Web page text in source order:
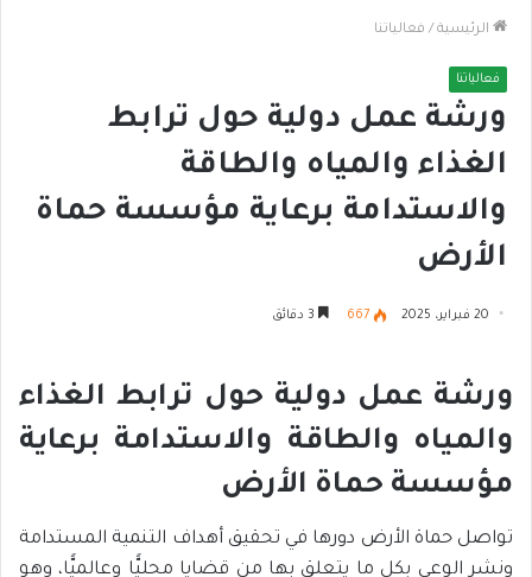
الرئيسية / فعالياتنا
فعالياتنا
ورشة عمل دولية حول ترابط
الغذاء والمياه والطاقة
والاستدامة برعاية مؤسسة حماة
الأرض
20 فبراير، 2025 667
ورشة عمل دولية حول ترابط الغذاء
والمياه والطاقة والاستدامة برعاية
مؤسسة حماة الأرض
تواصل حماة الأرض دورها في تحقيق أهداف التنمية المستدامة
ونشر الوعي بكل ما يتعلق بها من قضايا محليًّا وعالميًّا، وهو